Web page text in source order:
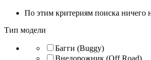
По этим критериям поиска ничего
Тип модели
Багги (Buggy)
Внедорожник (Off Road)